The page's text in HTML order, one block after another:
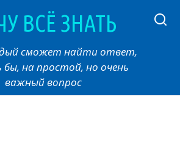
ВСЁ ЗНАТЬ
сможет найти ответ,
бы, на простой, но очень
важный вопрос